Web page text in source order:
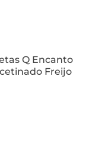
Q Encanto
Freijo